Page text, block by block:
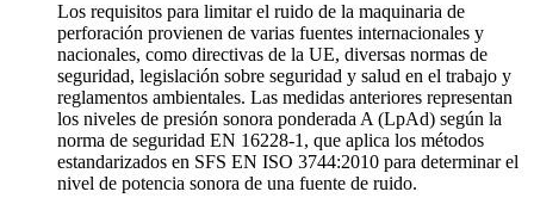
Los requisitos para limitar el ruido de la maquinaria de
perforación provienen de varias fuentes internacionales y
nacionales, como directivas de la UE, diversas normas de
seguridad, legislación sobre seguridad y salud en el trabajo y
reglamentos ambientales. Las medidas anteriores representan
los niveles de presión sonora ponderada A (LpAd) según la
norma de seguridad EN 16228-1, que aplica los métodos
estandarizados en SFS EN ISO 3744:2010 para determinar el
nivel de potencia sonora de una fuente de ruido.